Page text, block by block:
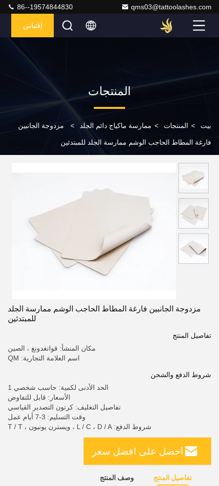
qms03@tattoolashes.com
86--19574844830
إقتباس
المنتجات
بيت > المنتجات > ممارسة ماكياج دائم الجلد > مزدوجة الجانبين
فارغة المطاط الحاجب الوشم ممارسة الجلد للمبتدئين
مزدوجة الجانبين فارغة المطاط الحاجب الوشم ممارسة الجلد
للمبتدئين
تفاصيل المنتج
مكان المنشأ: قوانغدونغ ، الصين
اسم العلامة التجارية: QM
شروط الدفع والشحن
الحد الأدنى لكمية: حاسب شخصي 1
الأسعار: قابل للتفاوض
تفاصيل التغليف: كرتون التصدير القياسي
وقت التسليم: 3-7 أيام عمل
شروط الدفع: L / C ، D / A ، ويسترن يونيون ، T / T
احصل على افضل سعر
تفاصيل المنتج وصف المنتج